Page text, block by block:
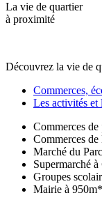
La vie de quartier
à proximité
Découvrez la vie de
Commerces,
Les activités et
Commerces
Commerces
Marché du
Supermarché
Groupes
Mairie à